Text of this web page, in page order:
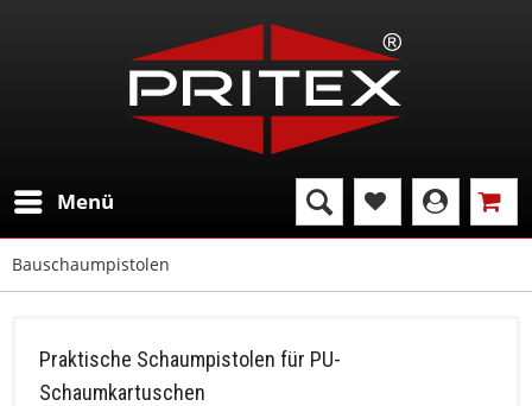
Menü
Bauschaumpistolen
Praktische Schaumpistolen für PU-
Schaumkartuschen